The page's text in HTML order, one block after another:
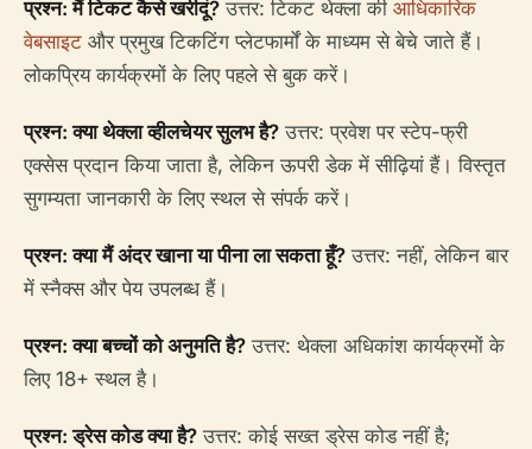
प्रश्न: मैं टिकट कैसे खरीदूं? उत्तर: टिकट थेक्ला की आधिकारिक
वेबसाइट और प्रमुख टिकटिंग प्लेटफार्मों के माध्यम से बेचे जाते हैं।
लोकप्रिय कार्यक्रमों के लिए पहले से बुक करें।
प्रश्न: क्या थेक्ला व्हीलचेयर सुलभ है? उत्तर: प्रवेश पर स्टेप-फ्री
एक्सेस प्रदान किया जाता है, लेकिन ऊपरी डेक में सीढ़ियां हैं। विस्तृत
सुगम्यता जानकारी के लिए स्थल से संपर्क करें।
प्रश्न: क्या मैं अंदर खाना या पीना ला सकता हूँ? उत्तर: नहीं, लेकिन बार
में स्नैक्स और पेय उपलब्ध हैं।
प्रश्न: क्या बच्चों को अनुमति है? उत्तर: थेक्ला अधिकांश कार्यक्रमों के
लिए 18+ स्थल है।
प्रश्न: ड्रेस कोड क्या है? उत्तर: कोई सख्त ड्रेस कोड नहीं है;